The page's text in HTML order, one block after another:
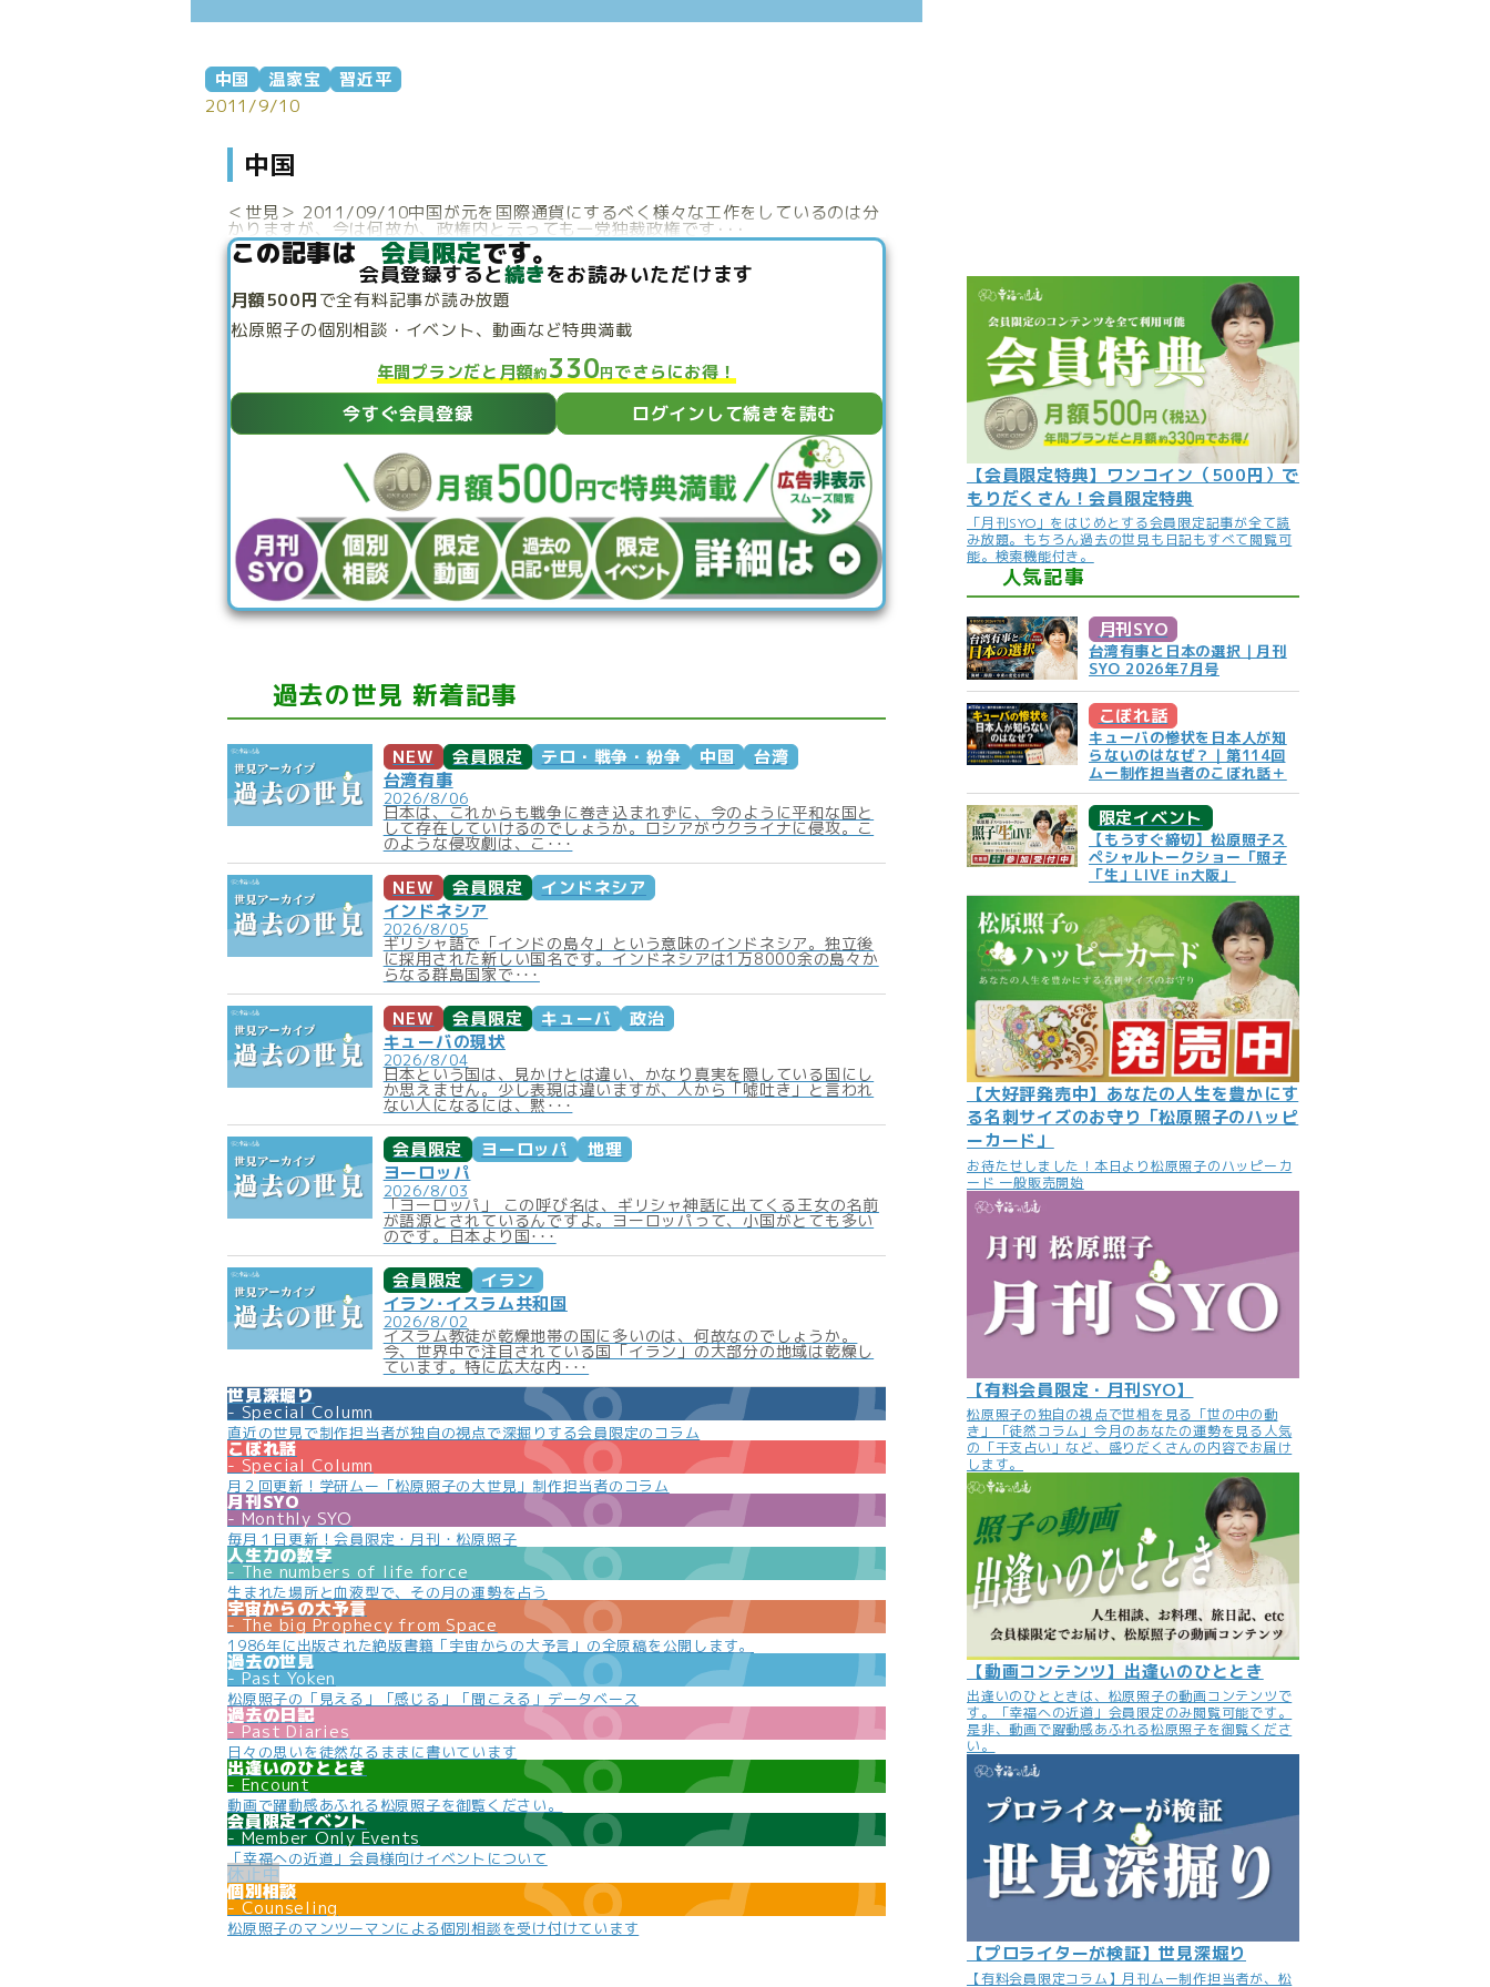
よくある質問
中国 温家宝
習近平
2011/9/10
中国
＜世見＞ 2011/09/10中国が元を国際通貨にするべく様々な工作をしているのは分
かりますが、今は何故か、政権内と云っても一党独裁政権です･･･
この記事は 会員限定です。
会員登録すると続きをお読みいただけます
月額500円で全有料記事が読み放題
松原照子の個別相談・ イベント、動画など特典満載
年間プランだと月額約330円でさらにお得！
今すぐ会員登録 ログインして続きを読む
過去の世見 新着記事
NEW 会員限定 テロ・戦争・紛争 中国
台湾
台湾有事
2026/8/06
日本は、これからも戦争に巻き込まれずに、今のように平和な国と
して存在していけるのでしょうか。ロシアがウクライナに侵攻。こ
のような侵攻劇は、こ･･･
NEW 会員限定
インドネシア
インドネシア
2026/8/05
ギリシャ語で「インドの島々」という意味のインドネシア。独立後
に採用された新しい国名です。インドネシアは1万8000余の島々か
らなる群島国家で･･･
NEW 会員限定 キューバ
政治
キューバの現状
2026/8/04
日本という国は、見かけとは違い、かなり真実を隠している国にし
か思えません。少し表現は違いますが、人から「噓吐き」と言われ
ない人になるには、黙･･･
会員限定 ヨーロッパ
地理
ヨーロッパ
2026/8/03
「ヨーロッパ」 この呼び名は、ギリシャ神話に出てくる王女の名前
が語源とされているんですよ。ヨーロッパって、小国がとても多い
のです。日本より国･･･
会員限定
イラン
イラン･イスラム共和国
2026/8/02
イスラム教徒が乾燥地帯の国に多いのは、何故なのでしょうか。
今、世界中で注目されている国「イラン」の大部分の地域は乾燥し
ています。特に広大な内･･･
世見深堀り
Special Column
直近の世見で制作担当者が独自の視点で深掘りする会員限定のコラム
こぼれ話
Special Column
月２回更新！学研ムー「松原照子の大世見」制作担当者のコラム
月刊SYO
Monthly SYO
毎月１日更新！会員限定・月刊・松原照子
人生力の数字
The numbers of life force
生まれた場所と血液型で、その月の運勢を占う
宇宙からの大予言
The big Prophecy from Space
1986年に出版された絶版書籍「宇宙からの大予言」の全原稿を公開します。
過去の世見
Past Yoken
松原照子の「見える」「感じる」「聞こえる」データベース
過去の日記
Past Diaries
日々の思いを徒然なるままに書いています
出逢いのひととき
Encount
動画で躍動感あふれる松原照子を御覧ください。
会員限定イベント
Member Only Events
「幸福への近道」会員様向けイベントについて
個別相談
Counseling
松原照子のマンツーマンによる個別相談を受け付けています
【会員限定特典】ワンコイン（500円）で
もりだくさん！会員限定特典
「月刊SYO」をはじめとする会員限定記事が全て読
み放題。もちろん過去の世見も日記もすべて閲覧可
能。検索機能付き。
人気記事
月刊SYO
台湾有事と日本の選択｜月刊
SYO 2026年7月号
こぼれ話
キューバの惨状を日本人が知
らないのはなぜ？｜第114回
ムー制作担当者のこぼれ話＋
限定イベント
【もうすぐ締切】松原照子ス
ペシャルトークショー「照子
「生」LIVE in大阪」
【大好評発売中】あなたの人生を豊かにす
る名刺サイズのお守り「松原照子のハッピ
ーカード」
お待たせしました！本日より松原照子のハッピーカ
ード 一般販売開始
【有料会員限定・月刊SYO】
松原照子の独自の視点で世相を見る「世の中の動
き」「徒然コラム」今月のあなたの運勢を見る人気
の「干支占い」など、盛りだくさんの内容でお届け
します。
【動画コンテンツ】出逢いのひととき
出逢いのひとときは、松原照子の動画コンテンツで
す。「幸福への近道」会員限定のみ閲覧可能です。
是非、動画で躍動感あふれる松原照子を御覧くださ
い。
【プロライターが検証】世見深堀り
【有料会員限定コラム】月刊ムー制作担当者が、松